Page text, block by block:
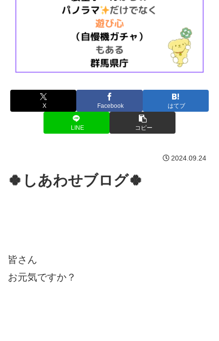
X Facebook はてブ
LINE コピー
2024.09.24
🍀しあわせブログ🍀
皆さん
お元気ですか？